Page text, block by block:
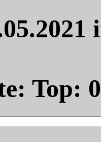
Top: 0